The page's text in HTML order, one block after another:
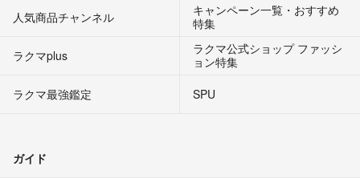
人気商品チャンネル
キャンペーン一覧・おすすめ
特集
ラクマplus
ラクマ公式ショップ ファッシ
ョン特集
ラクマ最強鑑定
SPU
ガイド